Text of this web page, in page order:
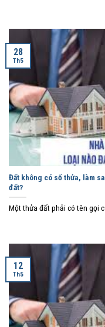
Đất không có số thửa, làm
đất?
Một thửa đất phải có tên gọi
28
Th5
12
Th5